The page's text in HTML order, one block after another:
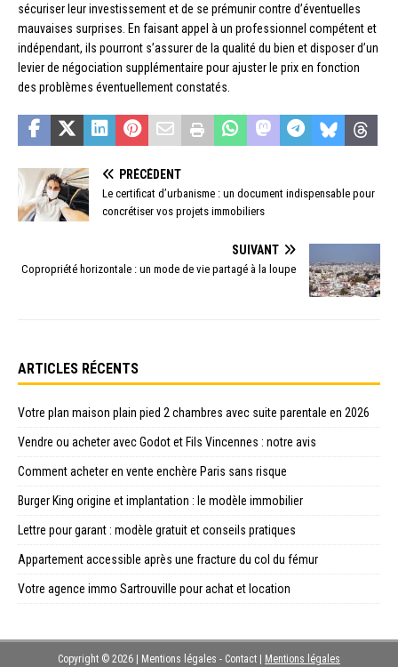
sécuriser leur investissement et de se prémunir contre d’éventuelles
mauvaises surprises. En faisant appel à un professionnel compétent et
indépendant, ils pourront s’assurer de la qualité du bien et disposer d’un
levier de négociation supplémentaire pour ajuster le prix en fonction
des problèmes éventuellement constatés.
PRÉCÉDENT
Le certificat d’urbanisme : un document indispensable pour
concrétiser vos projets immobiliers
SUIVANT
Copropriété horizontale : un mode de vie partagé à la loupe
ARTICLES RÉCENTS
Votre plan maison plain pied 2 chambres avec suite parentale en 2026
Vendre ou acheter avec Godot et Fils Vincennes : notre avis
Comment acheter en vente enchère Paris sans risque
Burger King origine et implantation : le modèle immobilier
Lettre pour garant : modèle gratuit et conseils pratiques
Appartement accessible après une fracture du col du fémur
Votre agence immo Sartrouville pour achat et location
Copyright © 2026 | Mentions légales - Contact | Mentions légales